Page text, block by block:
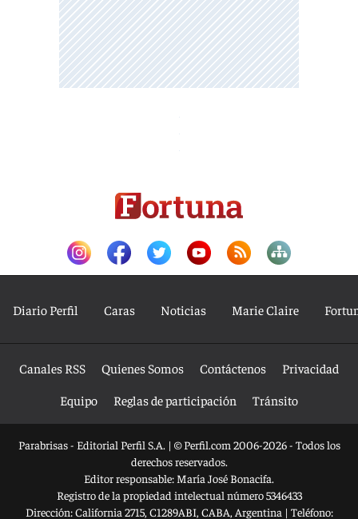
Diario Perfil Caras Noticias Marie Claire
Canales RSS Quienes Somos Contáctenos
Privacidad
Equipo
Reglas de participación Tránsito
Parabrisas - Editorial Perfil S.A. | © Perfil.com 2006-2026 - Todos los
derechos reservados.
Editor responsable: María José Bonacifa.
Registro de la propiedad intelectual número 5346433
Dirección:California 2715, C1289ABI, CABA, Argentina | Teléfono: